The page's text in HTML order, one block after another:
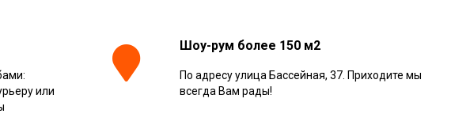
или
Шоу-рум более 150 м2
По адресу улица Бассейная, 37. Приходите мы
всегда Вам рады!